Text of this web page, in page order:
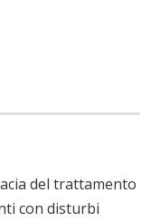
del trattamento
con disturbi